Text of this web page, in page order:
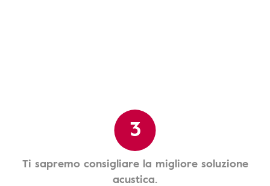
3
Ti sapremo consigliare la migliore soluzione
acustica.